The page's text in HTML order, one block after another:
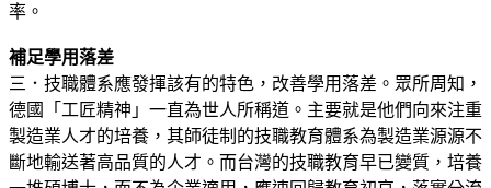
率。
補足學用落差
三．技職體系應發揮該有的特色，改善學用落差。眾所周知，
德國「工匠精神」一直為世人所稱道。主要就是他們向來注重
製造業人才的培養，其師徒制的技職教育體系為製造業源源不
斷地輸送著高品質的人才。而台灣的技職教育早已變質，培養